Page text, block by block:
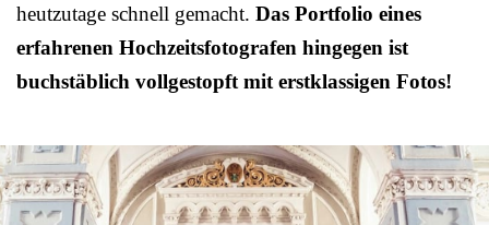
heutzutage schnell gemacht. Das Portfolio eines
erfahrenen Hochzeitsfotografen hingegen ist
buchstäblich vollgestopft mit erstklassigen Fotos!